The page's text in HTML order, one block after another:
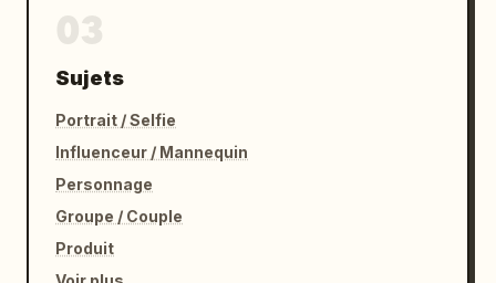
Sujets
Portrait / Selfie
Influenceur / Mannequin
Personnage
Groupe / Couple
Produit